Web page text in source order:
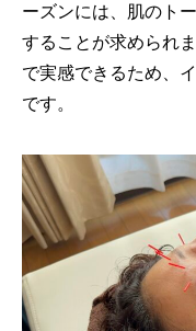
ーズンには、肌のト
することが求められ
で実感できるため、
です。